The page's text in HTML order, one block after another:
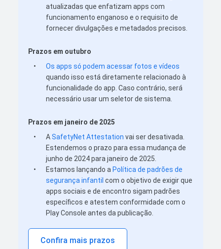
atualizadas que enfatizam apps com
funcionamento enganoso e o requisito de
fornecer divulgações e metadados precisos.
Prazos em outubro
•
Os apps só podem acessar fotos e vídeos
quando isso está diretamente relacionado à
funcionalidade do app. Caso contrário, será
necessário usar um seletor de sistema.
Prazos em janeiro de 2025
•
ASafetyNet Attestation vai ser desativada.
Estendemos o prazo para essa mudança de
junho de 2024 para janeiro de 2025.
•
Estamos lançando a Política de padrões de
segurança infantil com o objetivo de exigir que
apps sociais e de encontro sigam padrões
específicos e atestem conformidade com o
Play Console antes da publicação.
Confira mais prazos